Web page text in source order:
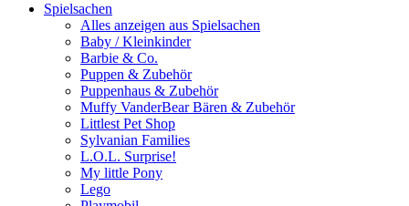
Spielsachen
Alles anzeigen aus Spielsachen
Baby / Kleinkinder
Barbie & Co.
Puppen & Zubehör
Puppenhaus & Zubehör
Muffy VanderBear Bären & Zubehör
Littlest Pet Shop
Sylvanian Families
L.O.L. Surprise!
My little Pony
Lego